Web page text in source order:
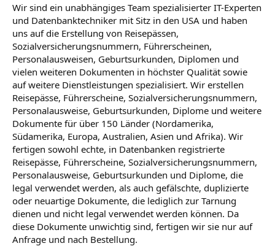
Wir sind ein unabhängiges Team spezialisierter IT-Experten
und Datenbanktechniker mit Sitz in den USA und haben
uns auf die Erstellung von Reisepässen,
Sozialversicherungsnummern, Führerscheinen,
Personalausweisen, Geburtsurkunden, Diplomen und
vielen weiteren Dokumenten in höchster Qualität sowie
auf weitere Dienstleistungen spezialisiert. Wir erstellen
Reisepässe, Führerscheine, Sozialversicherungsnummern,
Personalausweise, Geburtsurkunden, Diplome und weitere
Dokumente für über 150 Länder (Nordamerika,
Südamerika, Europa, Australien, Asien und Afrika). Wir
fertigen sowohl echte, in Datenbanken registrierte
Reisepässe, Führerscheine, Sozialversicherungsnummern,
Personalausweise, Geburtsurkunden und Diplome, die
legal verwendet werden, als auch gefälschte, duplizierte
oder neuartige Dokumente, die lediglich zur Tarnung
dienen und nicht legal verwendet werden können. Da
diese Dokumente unwichtig sind, fertigen wir sie nur auf
Anfrage und nach Bestellung.